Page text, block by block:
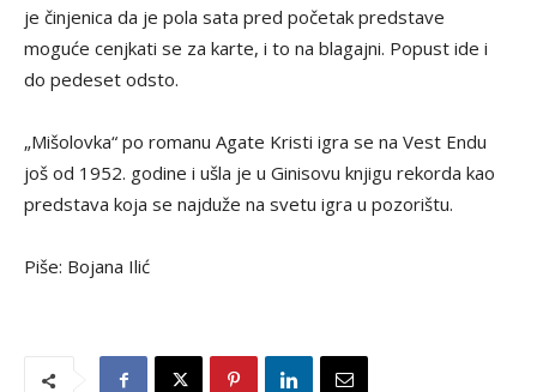
je činjenica da je pola sata pred početak predstave
moguće cenjkati se za karte, i to na blagajni. Popust ide i
do pedeset odsto.
„Mišolovka“ po romanu Agate Kristi igra se na Vest Endu
još od 1952. godine i ušla je u Ginisovu knjigu rekorda kao
predstava koja se najduže na svetu igra u pozorištu.
Piše: Bojana Ilić